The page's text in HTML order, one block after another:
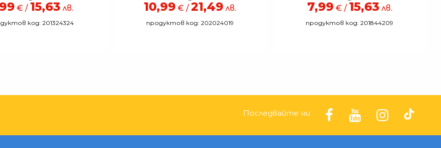
€ / 15,63 лв.
код: 201324324
10,99 € / 21,49 лв.
продуктов код: 202024019
7,99 € / 15,63 лв.
продуктов код: 201844209
Последвайте ни